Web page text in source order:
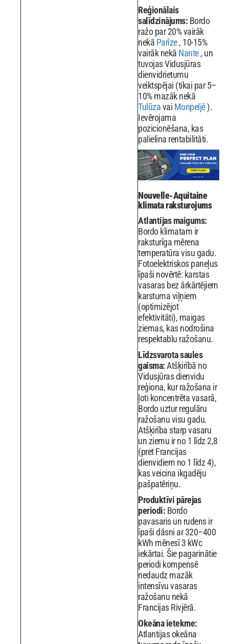
Reģionālais
salīdzinājums: Bordo
ražo par 20% vairāk
nekā Parīze, 10-15%
vairāk nekā Nante, un
tuvojas Vidusjūras
dienvidrietumu
veiktspējai (tikai par 5–
10% mazāk nekā
Tulūzavai Monpeljē).
Ievērojama
pozicionēšana, kas
palielina rentabilitāti.
Nouvelle-Aquitaine
klimata raksturojums
Atlantijas maigums:
Bordo klimatam ir
raksturīga mērena
temperatūra visu gadu.
Fotoelektriskos paneļus
īpaši novērtē: karstas
vasaras bez ārkārtējiem
karstuma viļņiem
(optimizējot
efektivitāti), maigas
ziemas, kas nodrošina
respektablu ražošanu.
Līdzsvarota saules
gaisma:Atšķirībā no
Vidusjūras dienvidu
reģiona, kur ražošana ir
ļoti koncentrēta vasarā,
Bordo uztur regulāru
ražošanu visu gadu.
Atšķirība starp vasaru
un ziemu ir no 1 līdz 2,8
(pret Francijas
dienvidiem no 1 līdz 4),
kas veicina ikgadēju
pašpatēriņu.
Produktīvi pārejas
periodi: Bordo
pavasaris un rudens ir
īpaši dāsni ar 320–400
kWh mēnesī 3 kWc
iekārtai. Šie pagarinātie
periodi kompensē
nedaudz mazāk
intensīvu vasaras
ražošanu nekā
Francijas Rivjērā.
Okeāna ietekme:
Atlantijas okeāna